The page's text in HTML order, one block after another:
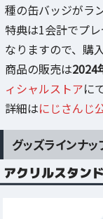
種の缶バッジがラ
特典は1会計でプ
なりますので、購
商品の販売は2024
ィシャルストアに
詳細はにじさんじ
グッズラインナ
アクリルスタンド